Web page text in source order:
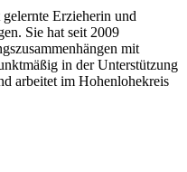
Erzieherin und
Sie hat seit 2009
mit
in der Unterstützung
arbeitet im Hohenlohekreis